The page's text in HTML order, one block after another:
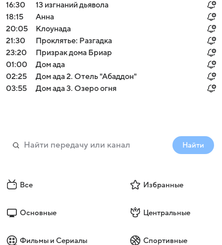
16:30
13 изгнаний дьявола
18:15
Анна
20:05
Клоунада
21:30
Проклятье: Разгадка
23:20
Призрак дома Бриар
01:00
Дом ада
02:25
Дом ада 2. Отель "Абаддон"
03:55
Дом ада 3. Озеро огня
Найти
Все Избранные
Основные Центральные
Фильмы и Сериалы Спортивные